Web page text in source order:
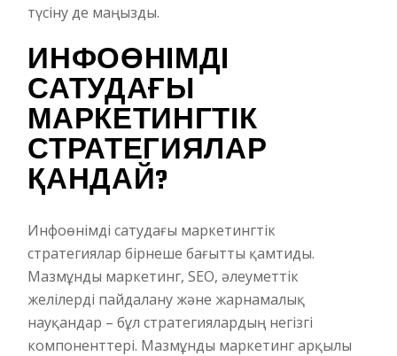
түсіну де маңызды.
ИНФОӨНІМДІ
САТУДАҒЫ
МАРКЕТИНГТІК
СТРАТЕГИЯЛАР
ҚАНДАЙ?
Инфоөнімді сатудағы маркетингтік
стратегиялар бірнеше бағытты қамтиды.
Мазмұнды маркетинг, SEO, әлеуметтік
желілерді пайдалану және жарнамалық
науқандар – бұл стратегиялардың негізгі
компоненттері. Мазмұнды маркетинг арқылы